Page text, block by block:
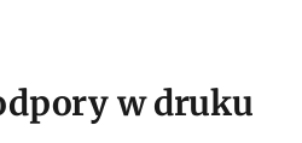
w druku